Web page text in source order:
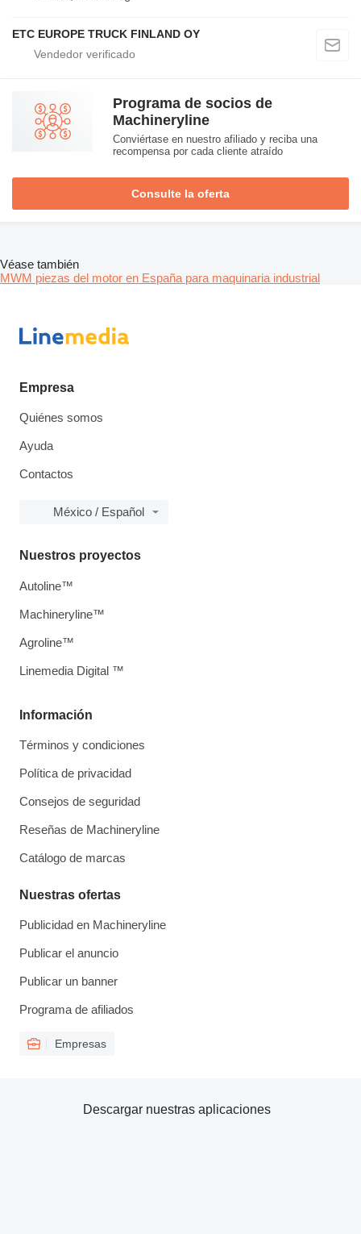
ETC EUROPE TRUCK FINLAND OY
Programa de socios de
Machineryline
Conviértase en nuestro afiliado y reciba una
recompensa por cada cliente atraído
Consulte la oferta
Véase también
MWM piezas del motor en España para maquinaria industrial
Empresa
Quiénes somos
Ayuda
Contactos
México / Español
Información
Términos y condiciones
Política de privacidad
Consejos de seguridad
Reseñas de Machineryline
Catálogo de marcas
Nuestras ofertas
Publicidad en Machineryline
Publicar el anuncio
Publicar un banner
Programa de afiliados
Empresas
Nuestros proyectos
Autoline™
Machineryline™
Agroline™
Linemedia Digital ™
Descargar nuestras aplicaciones